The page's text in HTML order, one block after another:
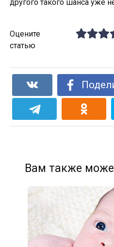
другого такого шанса уже
Оцените
статью
Вам также